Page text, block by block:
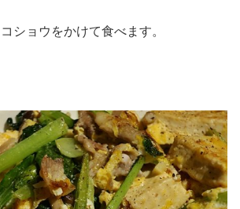
ショウをかけて食べます。